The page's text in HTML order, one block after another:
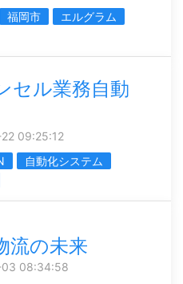
福岡市
エルグラム
セル業務自動
09:25:12
自動化システム
流の未来
08:34:58